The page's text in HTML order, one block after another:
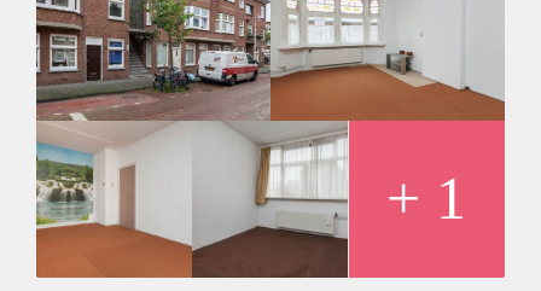
Geschikt voor studenten: Afhankelijk van de Eigenaar
+ 1